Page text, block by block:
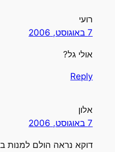
רועי
7 באוגוסט, 2006
אולי גל?
Reply
אלון
7 באוגוסט, 2006
דוקא נראה הולם